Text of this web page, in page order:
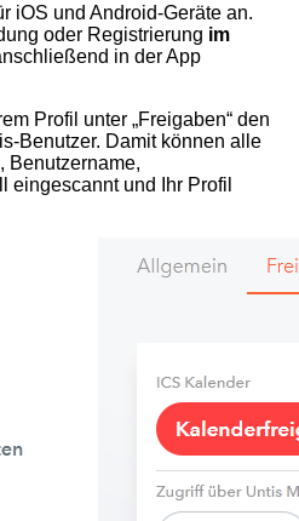
iOS und Android-Geräte an.
oder Registrierung im
in der App
Profil unter „Freigaben“ den
Benutzer. Damit können alle
Benutzername,
eingescannt und Ihr Profil